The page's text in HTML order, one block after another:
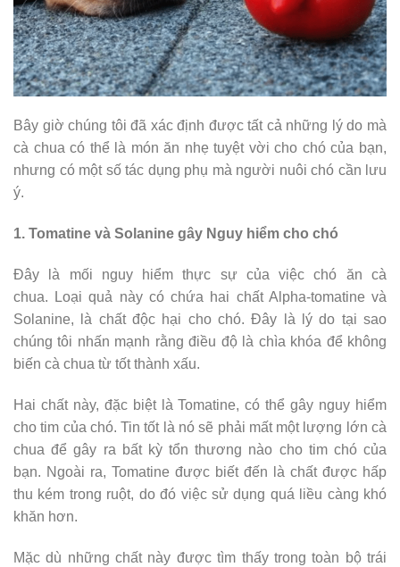
Bây giờ chúng tôi đã xác định được tất cả những lý do mà
cà chua có thể là món ăn nhẹ tuyệt vời cho chó của bạn,
nhưng có một số tác dụng phụ mà người nuôi chó cần lưu
ý.
1. Tomatine và Solanine gây Nguy hiểm cho chó
Đây là mối nguy hiểm thực sự của việc chó ăn cà
chua. Loại quả này có chứa hai chất Alpha-tomatine và
Solanine, là chất độc hại cho chó. Đây là lý do tại sao
chúng tôi nhấn mạnh rằng điều độ là chìa khóa để không
biến cà chua từ tốt thành xấu.
Hai chất này, đặc biệt là Tomatine, có thể gây nguy hiểm
cho tim của chó. Tin tốt là nó sẽ phải mất một lượng lớn cà
chua để gây ra bất kỳ tổn thương nào cho tim chó của
bạn. Ngoài ra, Tomatine được biết đến là chất được hấp
thu kém trong ruột, do đó việc sử dụng quá liều càng khó
khăn hơn.
Mặc dù những chất này được tìm thấy trong toàn bộ trái